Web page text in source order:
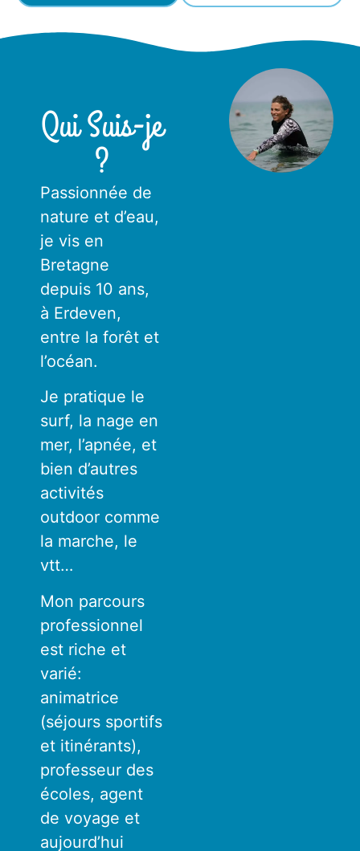
Qui Suis-je
?
Passionnée de
nature et d’eau,
je vis en
Bretagne
depuis 10 ans,
à Erdeven,
entre la forêt et
l’océan.
Je pratique le
surf, la nage en
mer, l’apnée, et
bien d’autres
activités
outdoor comme
la marche, le
vtt…
Mon parcours
professionnel
est riche et
varié:
animatrice
(séjours sportifs
et itinérants),
professeur des
écoles, agent
de voyage et
aujourd’hui